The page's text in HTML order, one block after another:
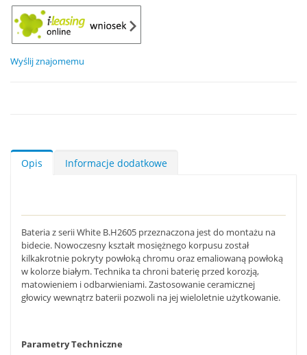
Wyślij znajomemu
Opis Informacje dodatkowe
Bateria z serii White B.H2605 przeznaczona jest do montażu na
bidecie. Nowoczesny kształt mosiężnego korpusu został
kilkakrotnie pokryty powłoką chromu oraz emaliowaną powłoką
w kolorze białym. Technika ta chroni baterię przed korozją,
matowieniem i odbarwieniami. Zastosowanie ceramicznej
głowicy wewnątrz baterii pozwoli na jej wieloletnie użytkowanie.
Parametry Techniczne